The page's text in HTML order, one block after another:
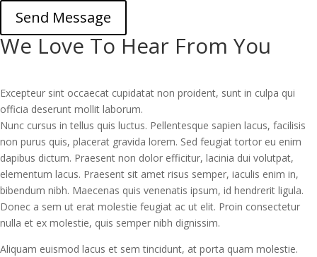
Send Message
We Love To Hear From You
Excepteur sint occaecat cupidatat non proident, sunt in culpa qui
officia deserunt mollit laborum.
Nunc cursus in tellus quis luctus. Pellentesque sapien lacus, facilisis
non purus quis, placerat gravida lorem. Sed feugiat tortor eu enim
dapibus dictum. Praesent non dolor efficitur, lacinia dui volutpat,
elementum lacus. Praesent sit amet risus semper, iaculis enim in,
bibendum nibh. Maecenas quis venenatis ipsum, id hendrerit ligula.
Donec a sem ut erat molestie feugiat ac ut elit. Proin consectetur
nulla et ex molestie, quis semper nibh dignissim.
Aliquam euismod lacus et sem tincidunt, at porta quam molestie.